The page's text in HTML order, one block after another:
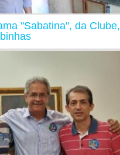
"Sabatina", da Clube,